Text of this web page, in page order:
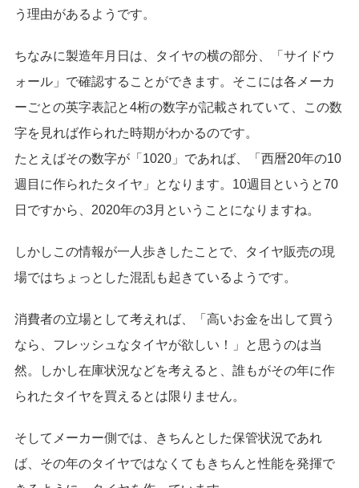
う理由があるようです。
ちなみに製造年月日は、タイヤの横の部分、「サイドウ
ォール」で確認することができます。そこには各メーカ
ーごとの英字表記と4桁の数字が記載されていて、この数
字を見れば作られた時期がわかるのです。
たとえばその数字が「1020」であれば、「西暦20年の10
週目に作られたタイヤ」となります。10週目というと70
日ですから、2020年の3月ということになりますね。
しかしこの情報が一人歩きしたことで、タイヤ販売の現
場ではちょっとした混乱も起きているようです。
消費者の立場として考えれば、「高いお金を出して買う
なら、フレッシュなタイヤが欲しい！」と思うのは当
然。しかし在庫状況などを考えると、誰もがその年に作
られたタイヤを買えるとは限りません。
そしてメーカー側では、きちんとした保管状況であれ
ば、その年のタイヤではなくてもきちんと性能を発揮で